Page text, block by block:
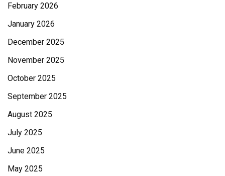
February 2026
January 2026
December 2025
November 2025
October 2025
September 2025
August 2025
July 2025
June 2025
May 2025